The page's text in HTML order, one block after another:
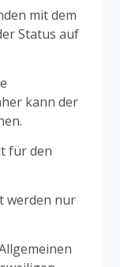
mit dem
Status auf
kann der
für den
werden nur